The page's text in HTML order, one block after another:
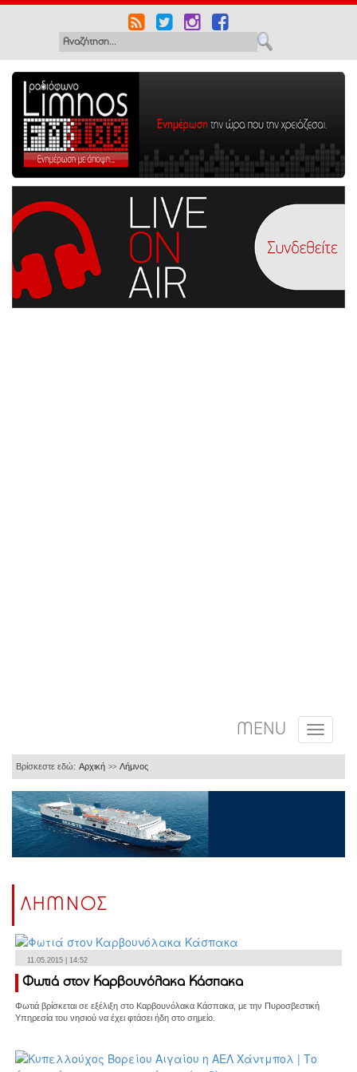
MENU
Βρίσκεστε εδώ: Αρχική >> Λήμνος
ΛΗΜΝΟΣ
11.05.2015 | 14:52
Φωτιά στον Καρβουνόλακα Κάσπακα
Φωτιά βρίσκεται σε εξέλιξη στο Καρβουνόλακα Κάσπακα, με την Πυροσβεστική
Υπηρεσία του νησιού να έχει φτάσει ήδη στο σημείο.